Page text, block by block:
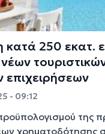
κατά 250 εκατ.
επιχειρήσεων
- 09:12
της
χρηματοδότησης